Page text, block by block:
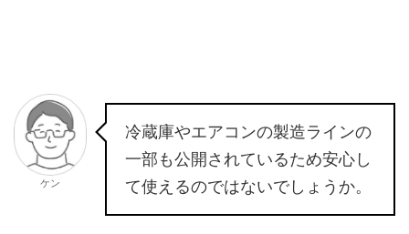
ケン
冷蔵庫やエアコンの製造ラインの
一部も公開されているため安心し
て使えるのではないでしょうか。